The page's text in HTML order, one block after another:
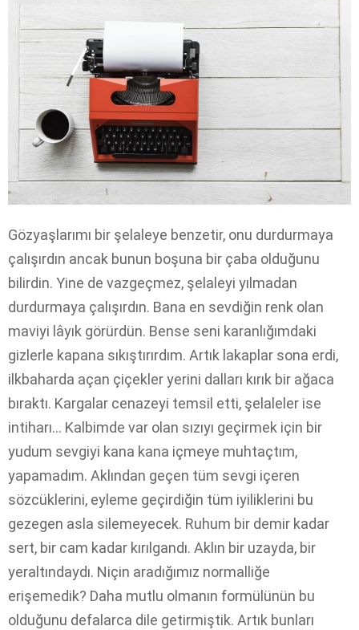
Gözyaşlarımı bir şelaleye benzetir, onu durdurmaya
çalışırdın ancak bunun boşuna bir çaba olduğunu
bilirdin. Yine de vazgeçmez, şelaleyi yılmadan
durdurmaya çalışırdın. Bana en sevdiğin renk olan
maviyi lâyık görürdün. Bense seni karanlığımdaki
gizlerle kapana sıkıştırırdım. Artık lakaplar sona erdi,
ilkbaharda açan çiçekler yerini dalları kırık bir ağaca
bıraktı. Kargalar cenazeyi temsil etti, şelaleler ise
intiharı… Kalbimde var olan sızıyı geçirmek için bir
yudum sevgiyi kana kana içmeye muhtaçtım,
yapamadım. Aklından geçen tüm sevgi içeren
sözcüklerini, eyleme geçirdiğin tüm iyiliklerini bu
gezegen asla silemeyecek. Ruhum bir demir kadar
sert, bir cam kadar kırılgandı. Aklın bir uzayda, bir
yeraltındaydı. Niçin aradığımız normalliğe
erişemedik? Daha mutlu olmanın formülünün bu
olduğunu defalarca dile getirmiştik. Artık bunları